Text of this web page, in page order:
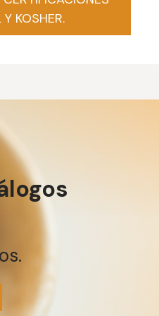
KOSHER.